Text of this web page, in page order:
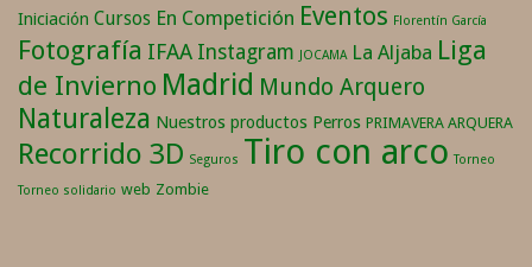
Iniciación Cursos En Competición Eventos Florentín García
Fotografía IFAA Instagram JOCAMA La Aljaba Liga
de Invierno Madrid Mundo Arquero
Naturaleza Nuestros productos Perros PRIMAVERA ARQUERA
Recorrido 3D Seguros Tiro con arco Torneo
Torneo solidario web Zombie